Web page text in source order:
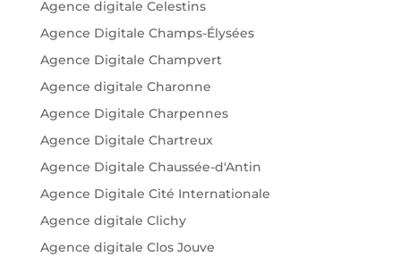
Agence digitale Celestins
Agence Digitale Champs-Élysées
Agence Digitale Champvert
Agence digitale Charonne
Agence Digitale Charpennes
Agence Digitale Chartreux
Agence Digitale Chaussée-d'Antin
Agence Digitale Cité Internationale
Agence digitale Clichy
Agence digitale Clos Jouve